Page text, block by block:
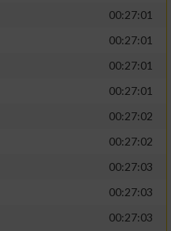
00:27:01
00:27:01
00:27:01
00:27:01
00:27:02
00:27:02
00:27:03
00:27:03
00:27:03